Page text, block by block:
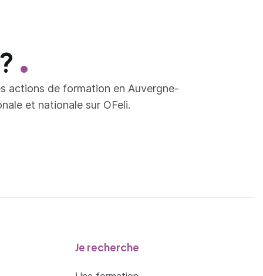
actions de formation en Auvergne-
et nationale sur OFeli.
Je recherche